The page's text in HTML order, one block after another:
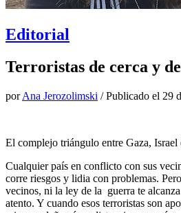
Editorial
Terroristas de cerca y
porAna Jerozolimski / Publicado el 29
El complejo triángulo entre Gaza, Israel
Cualquier país en conflicto con sus
corre riesgos y lidia con problemas.
vecinos, ni la ley de la guerra te
atento. Y cuando esos terroristas son